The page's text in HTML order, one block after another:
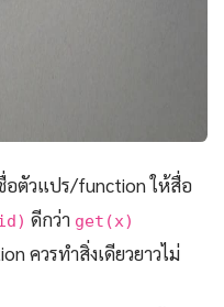
อตัวแปร/function ให้สื่อ
ดีกว่า get(x)
ควรทำสิ่งเดียวยาวไม่